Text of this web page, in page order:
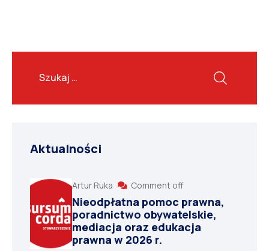
Aktualności
Artur Ruka Comment off
Nieodpłatna pomoc prawna,
poradnictwo obywatelskie,
mediacja oraz edukacja
prawna w 2026 r.